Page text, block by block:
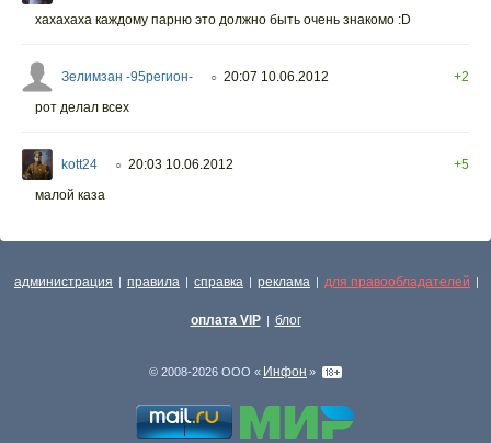
хахахаха каждому парню это должно быть очень знакомо :D
Зелимзан -95регион- ○ 20:07 10.06.2012
+2
рот делал всех
kott24 ○ 20:03 10.06.2012
+5
малой каза
администрация | правила | справка | реклама | для правообладателей |
оплата VIP | блог
© 2008-2026 ООО « Инфон »